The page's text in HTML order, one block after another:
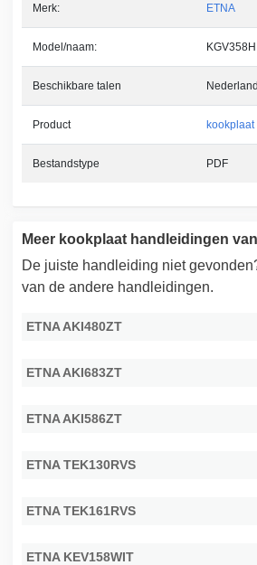
Merk: ETNA
Model/naam: KGV358H
Beschikbare talen
Product kookplaat
Bestandstype PDF
Meer kookplaat handleidingen
De juiste handleiding niet
van de andere handleidingen.
ETNA AKI480ZT
ETNA AKI683ZT
ETNA AKI586ZT
ETNA TEK130RVS
ETNA TEK161RVS
ETNA KEV158WIT